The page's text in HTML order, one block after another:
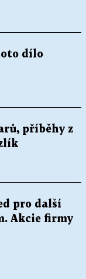
dílo
příběhy z
pro další
Akcie firmy